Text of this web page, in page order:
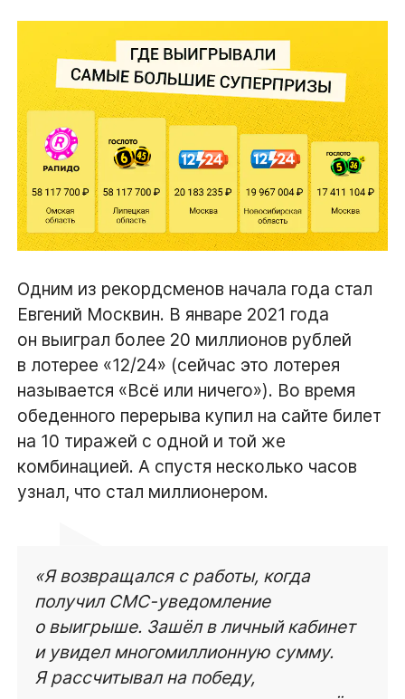
Одним из рекордсменов начала года стал
Евгений Москвин. В январе 2021 года
он выиграл более 20 миллионов рублей
в лотерее «12/24» (сейчас это лотерея
называется «Всё или ничего»). Во время
обеденного перерыва купил на сайте билет
на 10 тиражей с одной и той же
комбинацией. А спустя несколько часов
узнал, что стал миллионером.
«Я возвращался с работы, когда
получил СМС-уведомление
о выигрыше. Зашёл в личный кабинет
и увидел многомиллионную сумму.
Я рассчитывал на победу,